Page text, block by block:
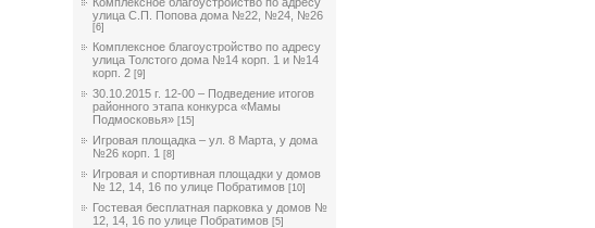
улица С.П. Попова дома №22, №24, №26
[6]
Комплексное благоустройство по адресу
улица Толстого дома №14 корп. 1 и №14
корп. 2 [9]
30.10.2015 г. 12-00 – Подведение итогов
районного этапа конкурса «Мамы
Подмосковья» [15]
Игровая площадка – ул. 8 Марта, у дома
№26 корп. 1 [8]
Игровая и спортивная площадки у домов
№ 12, 14, 16 по улице Побратимов [10]
Гостевая бесплатная парковка у домов №
12, 14, 16 по улице Побратимов [5]